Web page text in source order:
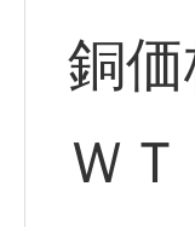
銅
Ｗ